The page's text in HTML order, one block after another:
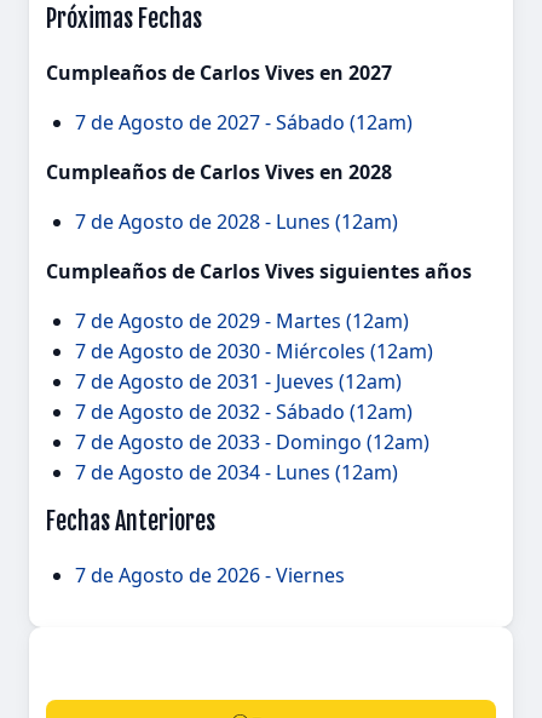
Próximas Fechas
Cumpleaños de Carlos Vives en 2027
7 de Agosto de 2027 - Sábado (12am)
Cumpleaños de Carlos Vives en 2028
7 de Agosto de 2028 - Lunes (12am)
Cumpleaños de Carlos Vives siguientes años
7 de Agosto de 2029 - Martes (12am)
7 de Agosto de 2030 - Miércoles (12am)
7 de Agosto de 2031 - Jueves (12am)
7 de Agosto de 2032 - Sábado (12am)
7 de Agosto de 2033 - Domingo (12am)
7 de Agosto de 2034 - Lunes (12am)
Fechas Anteriores
7 de Agosto de 2026 - Viernes